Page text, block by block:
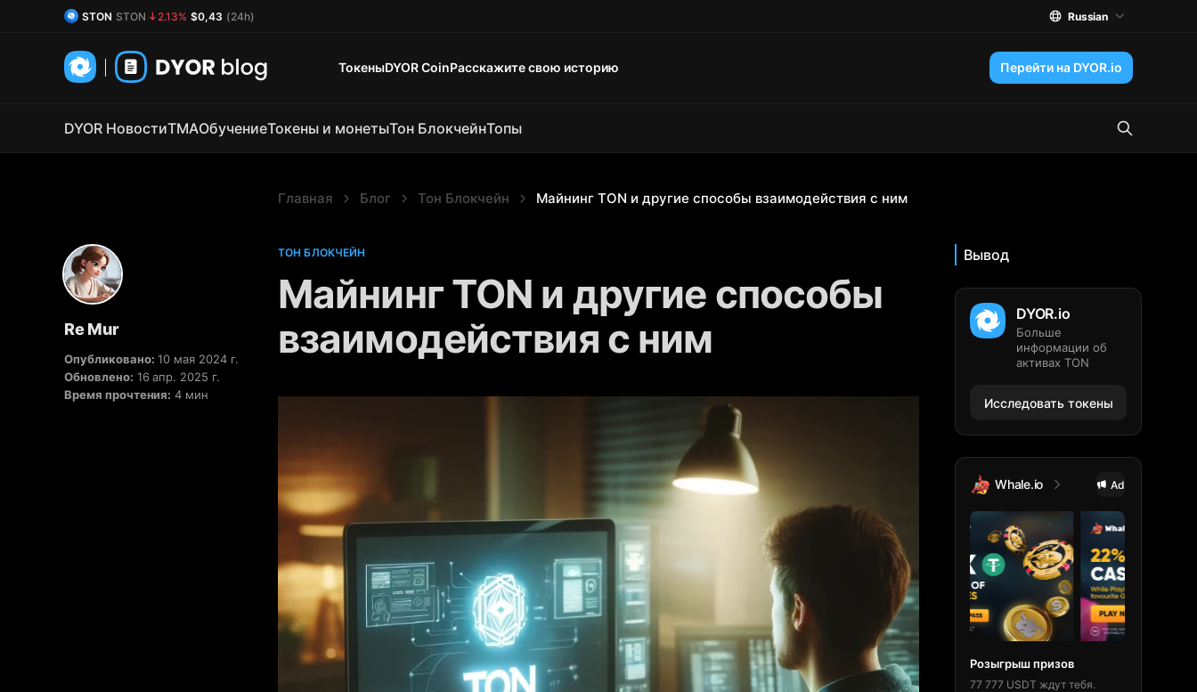
0.85% $0,54
Russian
ТокеныDYOR CoinРасскажите свою историю Перейти на DYOR.io
DYOR НовостиTMAОбучениеТокены и монетыТон БлокчейнТопы
Главная Блог Тон Блокчейн Майнинг TON и другие способы взаимодействия с ним
ТОН БЛОКЧЕЙН
Майнинг TON и другие способы
взаимодействия с ним
Re Mur
Опубликовано: 10 мая 2024 г.
Обновлено: 16 апр. 2025 г.
Время прочтения: 4 мин
Вывод
DYOR.io
Больше
информации об
активах TON
Исследовать токены
Whale.io Ad
Розыгрыш призов
77 777 USDT ждут тебя.